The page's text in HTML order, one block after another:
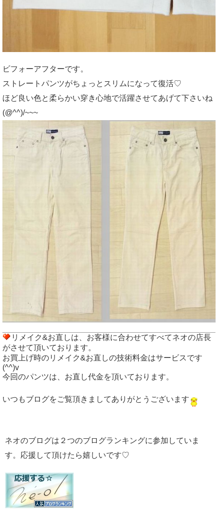
ビフォーアフターです。
ストレートパンツがちょっとスリムになって復活♡
ほど良い色と柔らかい穿き心地で活躍させてあげて下さいね
(@^^)/~~~
リメイク&お直しは、お客様に合わせてすべてネオの店長
がさせて頂いております。
お買上げ時のリメイク&お直しの技術料金はサービスです
(^^)v
今回のパンツは、お直し代金を頂いております。
いつもブログをご覧頂きましてありがとうございます
ネオのブログは２つのブログランキングに参加していま
す。応援して頂けたら嬉しいです♡